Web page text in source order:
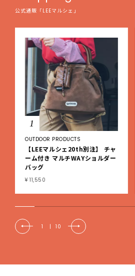
公式通販「LEEマルシェ」
1
OUTDOOR PRODUCTS
【LEEマルシェ20th別注】 チャ
ーム付き マルチWAYショルダー
バッグ
¥ 11,550
1 | 10